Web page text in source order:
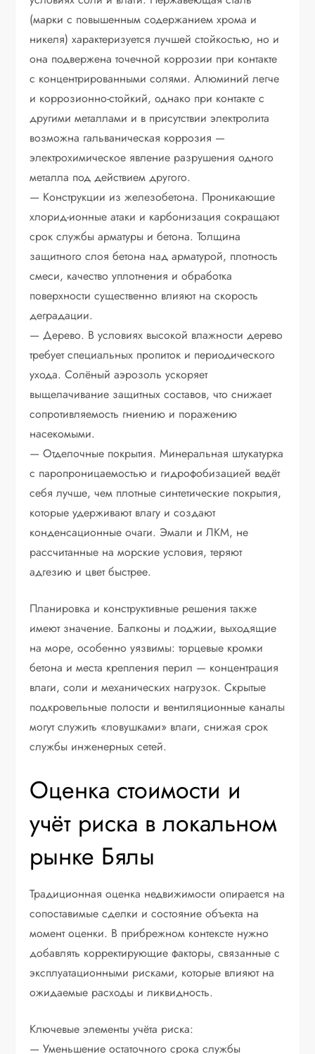
(марки с повышенным содержанием хрома и
никеля) характеризуется лучшей стойкостью, но и
она подвержена точечной коррозии при контакте
с концентрированными солями. Алюминий легче
и коррозионно-стойкий, однако при контакте с
другими металлами и в присутствии электролита
возможна гальваническая коррозия —
электрохимическое явление разрушения одного
металла под действием другого.
— Конструкции из железобетона. Проникающие
хлорид-ионные атаки и карбонизация сокращают
срок службы арматуры и бетона. Толщина
защитного слоя бетона над арматурой, плотность
смеси, качество уплотнения и обработка
поверхности существенно влияют на скорость
деградации.
— Дерево. В условиях высокой влажности дерево
требует специальных пропиток и периодического
ухода. Солёный аэрозоль ускоряет
выщелачивание защитных составов, что снижает
сопротивляемость гниению и поражению
насекомыми.
— Отделочные покрытия. Минеральная штукатурка
с паропроницаемостью и гидрофобизацией ведёт
себя лучше, чем плотные синтетические покрытия,
которые удерживают влагу и создают
конденсационные очаги. Эмали и ЛКМ, не
рассчитанные на морские условия, теряют
адгезию и цвет быстрее.
Планировка и конструктивные решения также
имеют значение. Балконы и лоджии, выходящие
на море, особенно уязвимы: торцевые кромки
бетона и места крепления перил — концентрация
влаги, соли и механических нагрузок. Скрытые
подкровельные полости и вентиляционные каналы
могут служить «ловушками» влаги, снижая срок
службы инженерных сетей.
Оценка стоимости и
учёт риска в локальном
рынке Бялы
Традиционная оценка недвижимости опирается на
сопоставимые сделки и состояние объекта на
момент оценки. В прибрежном контексте нужно
добавлять корректирующие факторы, связанные с
эксплуатационными рисками, которые влияют на
ожидаемые расходы и ликвидность.
Ключевые элементы учёта риска:
— Уменьшение остаточного срока службы